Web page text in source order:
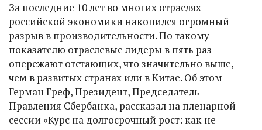
За последние 10 лет во многих отраслях
российской экономики накопился огромный
разрыв в производительности. По такому
показателю отраслевые лидеры в пять раз
опережают отстающих, что значительно выше,
чем в развитых странах или в Китае. Об этом
Герман Греф, Президент, Председатель
Правления Сбербанка, рассказал на пленарной
сессии «Курс на долгосрочный рост: как не